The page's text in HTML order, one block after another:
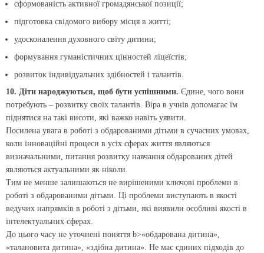
сформованість активної громадянської позиції;
підготовка свідомого вибору місця в житті;
удосконалення духовного світу дитини;
формування гуманістичних цінностей ліцеїстів;
розвиток індивідуальних здібностей і талантів.
10. Діти народжуються, щоб бути успішними. Єдине, чого вони
потребують – розвитку своїх талантів. Віра в учнів допомагає їм
піднятися на такі висоти, які важко навіть уявити.
Посилена увага в роботі з обдарованими дітьми в сучасних умовах,
коли інноваційні процеси в усіх сферах життя являються
визначальними, питання розвитку навчання обдарованих дітей
являються актуальними як ніколи.
Тим не менше залишаються не вирішеними ключові проблеми в
роботі з обдарованими дітьми. Ці проблеми виступають в якості
ведучих напрямків в роботі з дітьми, які виявили особливі якості в
інтелектуальних сферах.
До цього часу не уточнені поняття b>«обдарована дитина»,
«талановита дитина», «здібна дитина». Не має єдиних підходів до